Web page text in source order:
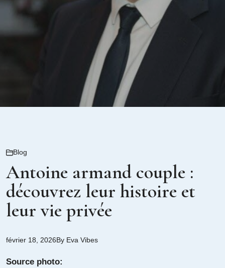
Blog
Antoine armand couple :
découvrez leur histoire et
leur vie privée
février 18, 2026By Eva Vibes
Source photo: